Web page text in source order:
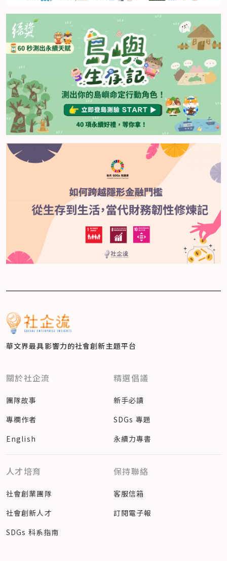
華文界最具影響力的社會創新主題平台
關於社企流
團隊故事
專欄作者
English
精選倡議
新手必讀
SDGs 專題
永續力專書
人才培育
社會創業團隊
社會創新人才
SDGs 科系指南
保持聯絡
客服信箱
訂閱電子報